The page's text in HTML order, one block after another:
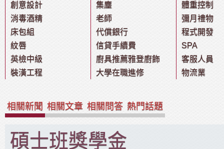
創意設計
集塵
體重控制
消毒酒精
老師
彌月禮物
床包組
代償銀行
程式開發
紋唇
信貸手續費
SPA
英檢中級
廚具推薦雅登廚飾
客服人員
裝潢工程
大學在職進修 物流業
相關新聞 相關文章 相關問答 熱門話題
碩士班獎學金